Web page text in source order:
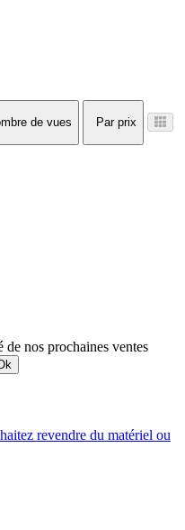
de vues Par prix
nos prochaines ventes